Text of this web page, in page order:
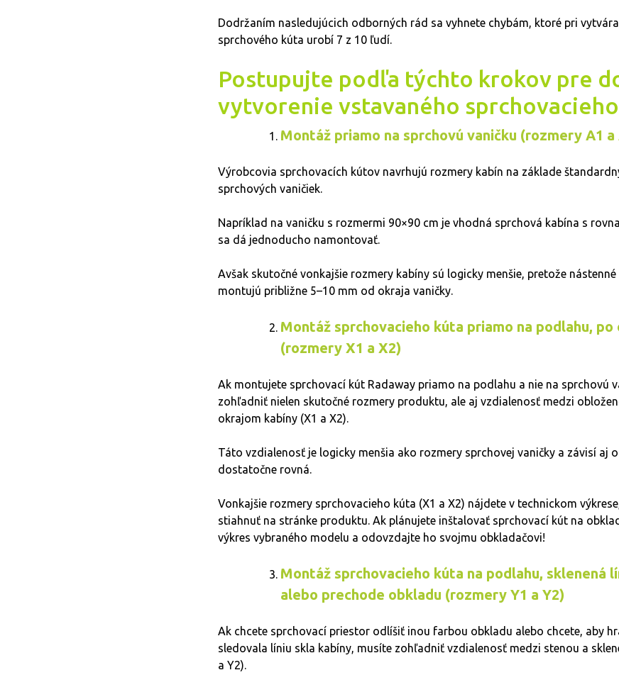
Dodržaním nasledujúcich odborných rád sa vyhnete chybám, ktoré pri
sprchového kúta urobí 7 z 10 ľudí.
Postupujte podľa týchto krokov pre
vytvorenie vstavaného
Montáž priamo na sprchovú vaničku (rozmery A1 a
Výrobcovia sprchovacích kútov navrhujú rozmery kabín na základe
sprchových vaničiek.
Napríklad na vaničku s rozmermi 90×90 cm je vhodná sprchová kabína s
sa dá jednoducho namontovať.
Avšak skutočné vonkajšie rozmery kabíny sú logicky menšie, pretože
montujú približne 5–10 mm od okraja vaničky.
Montáž sprchovacieho kúta priamo na podlahu,
(rozmery X1 a X2)
Ak montujete sprchovací kút Radaway priamo na podlahu a nie na sprchovú
zohľadniť nielen skutočné rozmery produktu, ale aj vzdialenosť medzi
okrajom kabíny (X1 a X2).
Táto vzdialenosť je logicky menšia ako rozmery sprchovej vaničky a závisí aj
dostatočne rovná.
Vonkajšie rozmery sprchovacieho kúta (X1 a X2) nájdete v technickom
stiahnuť na stránke produktu. Ak plánujete inštalovať sprchovací kút na
výkres vybraného modelu a odovzdajte ho svojmu obkladačovi!
Montáž sprchovacieho kúta na podlahu, sklenená
alebo prechode obkladu (rozmery Y1 a Y2)
Ak chcete sprchovací priestor odlíšiť inou farbou obkladu alebo chcete, aby
sledovala líniu skla kabíny, musíte zohľadniť vzdialenosť medzi stenou a
a Y2).